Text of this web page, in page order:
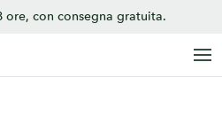
ore, con consegna gratuita.